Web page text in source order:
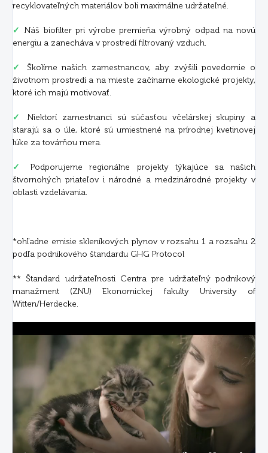
recyklovateľných materiálov boli maximálne udržateľné.
✓ Náš biofilter pri výrobe premieňa výrobný odpad na novú
energiu a zanecháva v prostredí filtrovaný vzduch.
✓
Školíme našich zamestnancov, aby zvýšili povedomie o
životnom prostredí a na mieste začíname ekologické projekty,
ktoré ich majú motivovať.
✓
Niektorí zamestnanci sú súčasťou včelárskej skupiny a
starajú sa o úle, ktoré sú umiestnené na prírodnej kvetinovej
lúke za továrňou mera.
✓
Podporujeme regionálne projekty týkajúce sa našich
štvornohých priateľov i národné a medzinárodné projekty v
oblasti vzdelávania.
*ohľadne emisie skleníkových plynov v rozsahu 1 a rozsahu 2
podľa podnikového štandardu GHG Protocol
** Štandard udržateľnosti Centra pre udržateľný podnikový
manažment (ZNU) Ekonomickej fakulty University of
Witten/Herdecke.